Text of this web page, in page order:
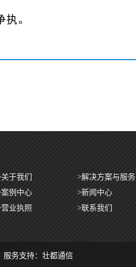
。
关于我们
>解决方案与服务
案例中心
>新闻中心
营业执照
>联系我们
服务支持： 壮都通信